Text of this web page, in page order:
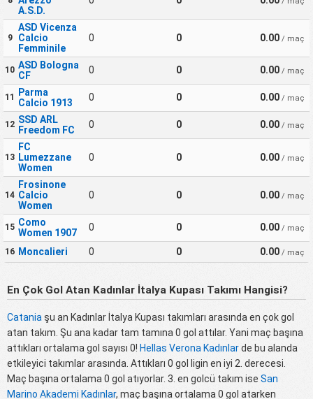
A.S.D.
9
ASD Vicenza
Calcio
Femminile
0 0 0.00/ maç
10 ASD Bologna
CF
0 0 0.00/ maç
11
Parma
Calcio 1913
0 0 0.00/ maç
12 SSD ARL
Freedom FC
0 0 0.00/ maç
13
FC
Lumezzane
Women
0 0 0.00/ maç
14
Frosinone
Calcio
Women
0 0 0.00/ maç
15 Como
Women 1907
0 0 0.00/ maç
16 Moncalieri 0 0 0.00/ maç
En Çok Gol Atan Kadınlar İtalya Kupası Takımı Hangisi?
Catania şu an Kadınlar İtalya Kupası takımları arasında en çok gol
atan takım. Şu ana kadar tam tamına 0 gol attılar. Yani maç başına
attıkları ortalama gol sayısı 0! Hellas Verona Kadınlarde bu alanda
etkileyici takımlar arasında. Attıkları 0 gol ligin en iyi 2. derecesi.
Maç başına ortalama 0 gol atıyorlar. 3. en golcü takım ise San
Marino Akademi Kadınlar, maç başına ortalama 0 gol atarken